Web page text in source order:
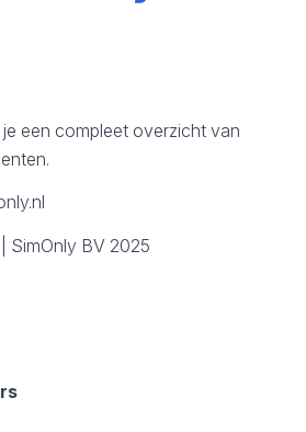
je een compleet overzicht van
SimOnly BV 2025